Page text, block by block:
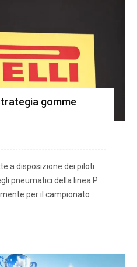
gomme
a disposizione dei piloti
pneumatici della linea P
per il campionato